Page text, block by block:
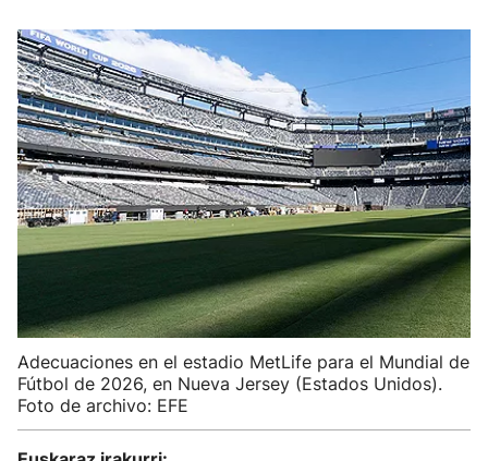
Adecuaciones en el estadio MetLife para el Mundial de
Fútbol de 2026, en Nueva Jersey (Estados Unidos).
Foto de archivo: EFE